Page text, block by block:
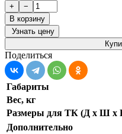
+
−
В корзину
Узнать цену
Поделиться
Габариты
Вес, кг
Размеры для ТК (Д х Ш х
Дополнительно